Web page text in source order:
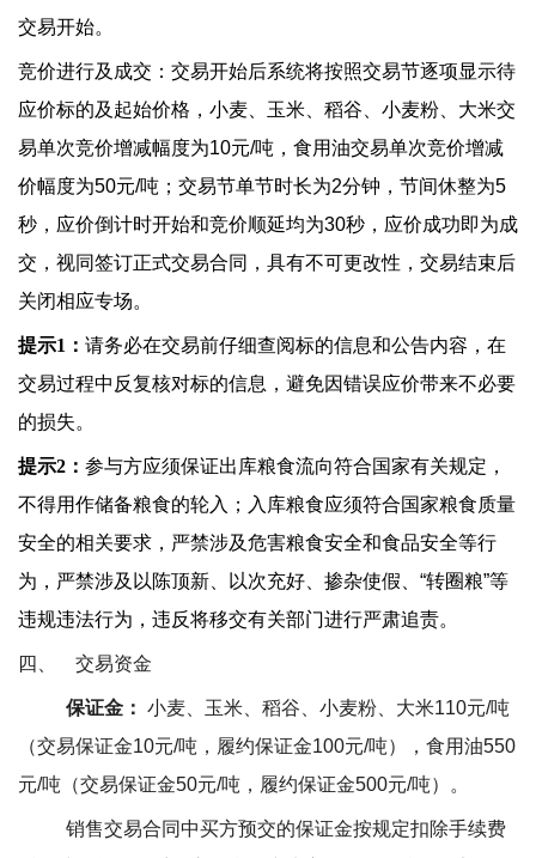
交易开始。
竞价进行及成交：交易开始后系统将按照交易节逐项显示待
应价标的及起始价格，小麦、玉米、稻谷、小麦粉、大米交
易单次竞价增减幅度为10元/吨，食用油交易单次竞价增减
价幅度为50元/吨；交易节单节时长为2分钟，节间休整为5
秒，应价倒计时开始和竞价顺延均为30秒，应价成功即为成
交，视同签订正式交易合同，具有不可更改性，交易结束后
关闭相应专场。
提示1： 请务必在交易前仔细查阅标的信息和公告内容，在
交易过程中反复核对标的信息，避免因错误应价带来不必要
的损失。
提示2： 参与方应须保证出库粮食流向符合国家有关规定，
不得用作储备粮食的轮入；入库粮食应须符合国家粮食质量
安全的相关要求，严禁涉及危害粮食安全和食品安全等行
为，严禁涉及以陈顶新、以次充好、掺杂使假、 “转圈粮”等
违规违法行为，违反将移交有关部门进行严肃追责。
四、 交易资金
保证金： 小麦、玉米、稻谷、小麦粉、大米110元/吨
（交易保证金10元/吨，履约保证金100元/吨），食用油550
元/吨（交易保证金50元/吨，履约保证金500元/吨）。
销售交易合同中买方预交的保证金按规定扣除手续费